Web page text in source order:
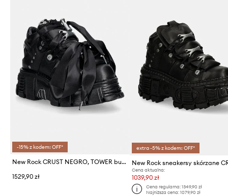
-15% z kodem: OFF*
New Rock CRUST NEGRO, TOWER buty damskie skórzane
1529,90 zł
extra -5% z kodem: OFF*
Cena aktualna:
1039,90 zł
Cena regularna: 1349,90 zł
Najniższa cena: 1079,90 zł